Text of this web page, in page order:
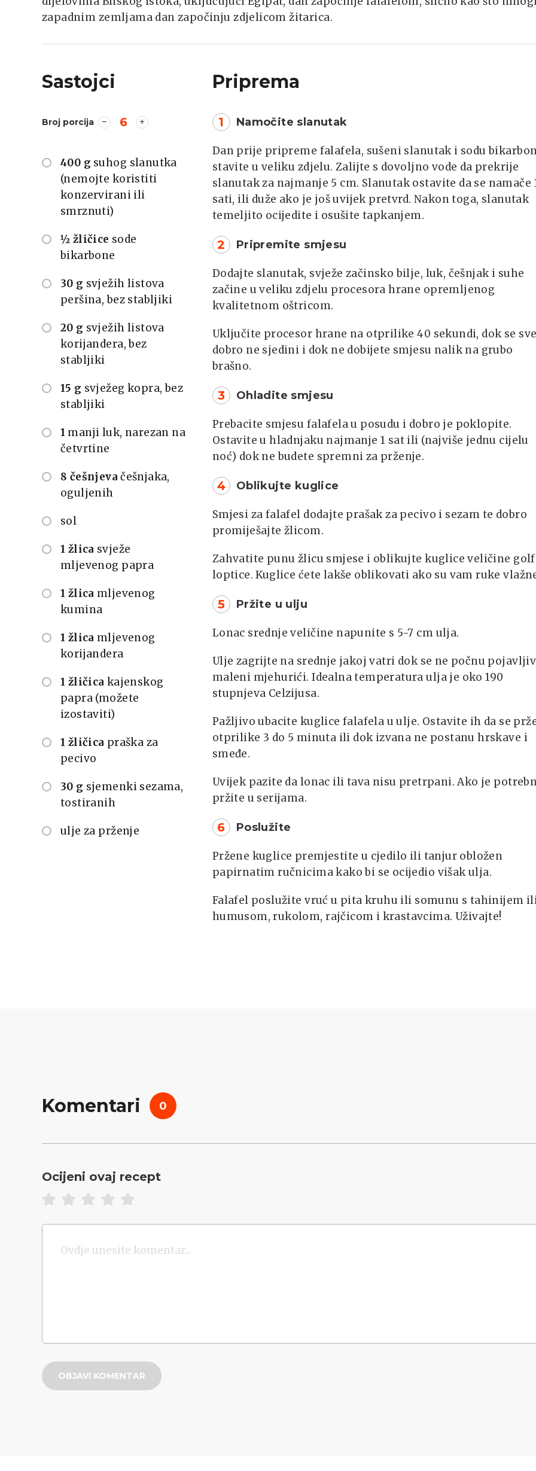
zapadnim zemljama dan započinju zdjelicom žitarica.
Sastojci
Broj porcija 6
400 g suhog slanutka
(nemojte koristiti
konzervirani ili
smrznuti)
½ žličice sode
bikarbone
30 g svježih listova
peršina, bez stabljiki
20 g svježih listova
korijandera, bez
stabljiki
15 g svježeg kopra, bez
stabljiki
1 manji luk, narezan na
četvrtine
8 češnjeva češnjaka,
oguljenih
sol
1 žlica svježe
mljevenog papra
1 žlica mljevenog
kumina
1 žlica mljevenog
korijandera
1 žličica kajenskog
papra (možete
izostaviti)
1 žličica praška za
pecivo
30 g sjemenki sezama,
tostiranih
ulje za prženje
Priprema
1 Namočite slanutak
Dan prije pripreme falafela, sušeni slanutak i sodu
stavite u veliku zdjelu. Zalijte s dovoljno vode da prekrije
slanutak za najmanje 5 cm. Slanutak ostavite da se namače
sati, ili duže ako je još uvijek pretvrd. Nakon toga, slanutak
temeljito ocijedite i osušite tapkanjem.
2 Pripremite smjesu
Dodajte slanutak, svježe začinsko bilje, luk, češnjak i suhe
začine u veliku zdjelu procesora hrane opremljenog
kvalitetnom oštricom.
Uključite procesor hrane na otprilike 40 sekundi, dok se sve
dobro ne sjedini i dok ne dobijete smjesu nalik na grubo
brašno.
3 Ohladite smjesu
Prebacite smjesu falafela u posudu i dobro je poklopite.
Ostavite u hladnjaku najmanje 1 sat ili (najviše jednu cijelu
noć) dok ne budete spremni za prženje.
4 Oblikujte kuglice
Smjesi za falafel dodajte prašak za pecivo i sezam te dobro
promiješajte žlicom.
Zahvatite punu žlicu smjese i oblikujte kuglice veličine golf
loptice. Kuglice ćete lakše oblikovati ako su vam ruke
5 Pržite u ulju
Lonac srednje veličine napunite s 5-7 cm ulja.
Ulje zagrijte na srednje jakoj vatri dok se ne počnu
maleni mjehurići. Idealna temperatura ulja je oko 190
stupnjeva Celzijusa.
Pažljivo ubacite kuglice falafela u ulje. Ostavite ih da se
otprilike 3 do 5 minuta ili dok izvana ne postanu hrskave i
smeđe.
Uvijek pazite da lonac ili tava nisu pretrpani. Ako je
pržite u serijama.
6 Poslužite
Pržene kuglice premjestite u cjedilo ili tanjur obložen
papirnatim ručnicima kako bi se ocijedio višak ulja.
Falafel poslužite vruć u pita kruhu ili somunu s tahinijem
humusom, rukolom, rajčicom i krastavcima. Uživajte!
Komentari 0
Ocijeni ovaj recept
OBJAVI KOMENTAR